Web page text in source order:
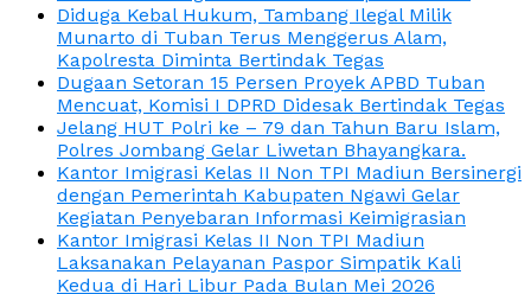
Diduga Kebal Hukum, Tambang Ilegal Milik
Munarto di Tuban Terus Menggerus Alam,
Kapolresta Diminta Bertindak Tegas
Dugaan Setoran 15 Persen Proyek APBD Tuban
Mencuat, Komisi I DPRD Didesak Bertindak Tegas
Jelang HUT Polri ke – 79 dan Tahun Baru Islam,
Polres Jombang Gelar Liwetan Bhayangkara.
Kantor Imigrasi Kelas II Non TPI Madiun Bersinergi
dengan Pemerintah Kabupaten Ngawi Gelar
Kegiatan Penyebaran Informasi Keimigrasian
Kantor Imigrasi Kelas II Non TPI Madiun
Laksanakan Pelayanan Paspor Simpatik Kali
Kedua di Hari Libur Pada Bulan Mei 2026